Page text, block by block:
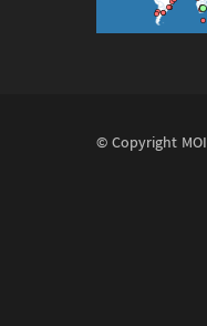
© Copyright MOI